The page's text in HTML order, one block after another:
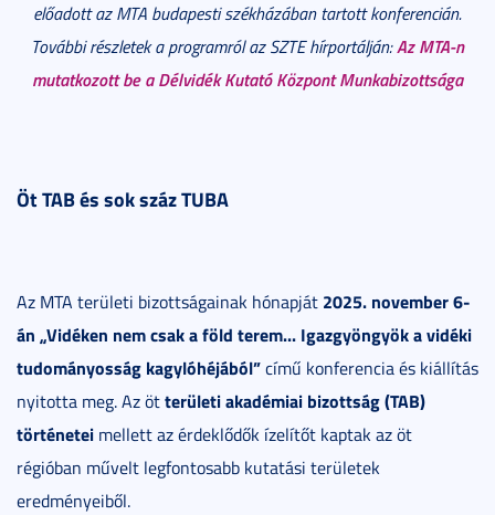
előadott az MTA budapesti székházában tartott konferencián.
További részletek a programról az SZTE hírportálján:Az MTA-n
mutatkozott be a Délvidék Kutató Központ Munkabizottsága
Öt TAB és sok száz TUBA
Az MTA területi bizottságainak hónapját 2025. november 6-
án „Vidéken nem csak a föld terem... Igazgyöngyök a vidéki
tudományosság kagylóhéjából”című konferencia és kiállítás
nyitotta meg. Az ötterületi akadémiai bizottság (TAB)
történetei mellett az érdeklődők ízelítőt kaptak az öt
régióban művelt legfontosabb kutatási területek
eredményeiből.